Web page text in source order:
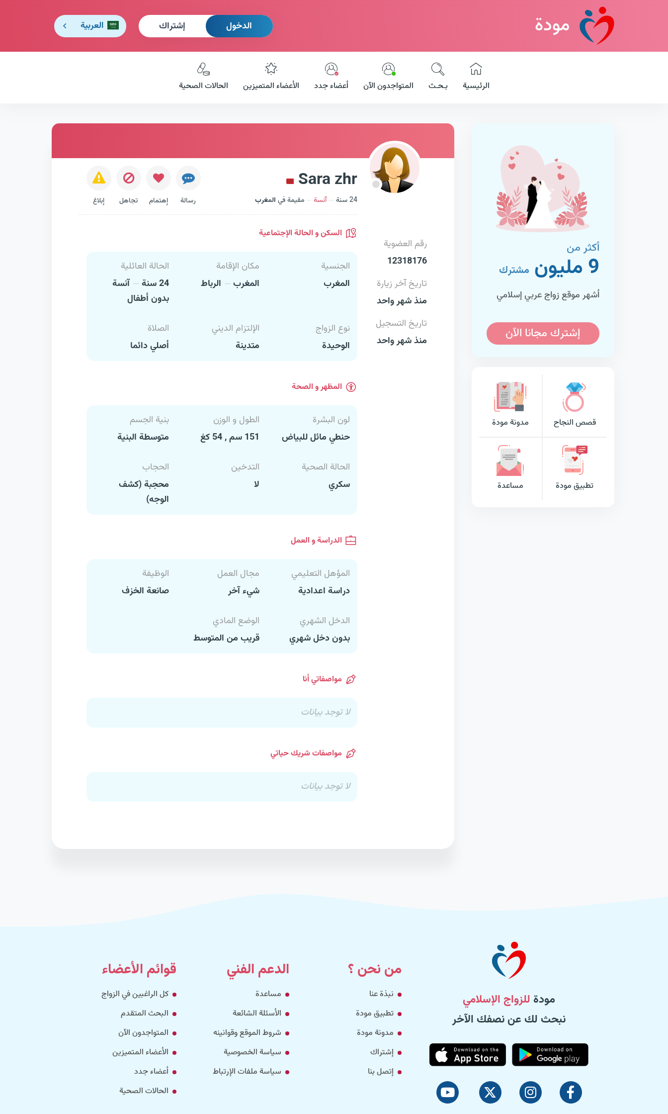
مودة الدخول إشتراك العربية
الرئيسية بـحـث المتواجدون الآن أعضاء جدد الأعضاء المتميزين الحالات الصحية
أكثر من
9 مليون مشترك
أشهر موقع زواج عربي إسلامي
إشترك مجانا الآن
قصص النجاح مدونة مودة
تطبيق مودة مساعدة
Sara zhr
24 سنة آنسة مقيمة في المغرب رسالة إهتمام تجاهل إبلاغ
رقم العضوية
12318176
تاريخ آخر زيارة
منذ شهر واحد
تاريخ التسجيل
منذ شهر واحد
السكن و الحالة الإجتماعية
الجنسية
المغرب
مكان الإقامة
المغرب
الرباط
الحالة العائلية
24 سنة
آنسة
بدون أطفال
نوع الزواج
الوحيدة
الإلتزام الديني
متدينة
الصلاة
أصلي دائما
المظهر و الصحة
لون البشرة
حنطي مائل للبياض
الطول و الوزن
151 سم , 54 كغ
بنية الجسم
متوسطة البنية
الحالة الصحية
سكري
التدخين
لا
الحجاب
محجبة (كشف
الوجه)
الدراسة و العمل
المؤهل التعليمي
دراسة اعدادية
مجال العمل
شيء آخر
الوظيفة
صانعة الخزف
الدخل الشهري
بدون دخل شهري
الوضع المادي
قريب من المتوسط
مواصفاتي أنا
لا توجد بيانات
مواصفات شريك حياتي
لا توجد بيانات
مودة للزواج الإسلامي
نبحث لك عن نصفك الآخر
من نحن ؟
نبذة عنا
تطبيق مودة
مدونة مودة
إشتراك
إتصل بنا
الدعم الفني
مساعدة
الأسئلة الشائعة
شروط الموقع وقوانينه
سياسة الخصوصية
سياسة ملفات الإرتباط
قوائم الأعضاء
كل الراغبين في الزواج
البحث المتقدم
المتواجدون الآن
الأعضاء المتميزين
أعضاء جدد
الحالات الصحية